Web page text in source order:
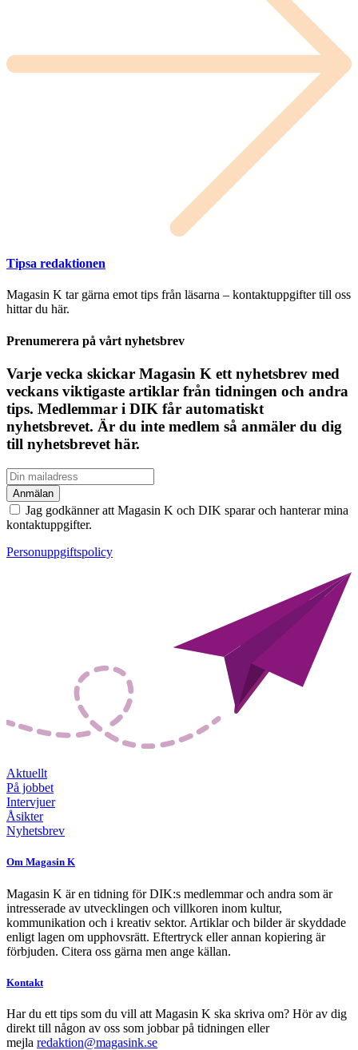
Tipsa redaktionen
Magasin K tar gärna emot tips från läsarna – kontaktuppgifter till oss
hittar du här.
Prenumerera på vårt nyhetsbrev
Varje vecka skickar Magasin K ett nyhetsbrev med
veckans viktigaste artiklar från tidningen och andra
tips. Medlemmar i DIK får automatiskt
nyhetsbrevet. Är du inte medlem så anmäler du dig
till nyhetsbrevet här.
Jag godkänner att Magasin K och DIK sparar och hanterar mina
kontaktuppgifter.
Personuppgiftspolicy
Aktuellt
På jobbet
Intervjuer
Åsikter
Nyhetsbrev
Om Magasin K
Magasin K är en tidning för DIK:s medlemmar och andra som är
intresserade av utvecklingen och villkoren inom kultur,
kommunikation och i kreativ sektor. Artiklar och bilder är skyddade
enligt lagen om upphovsrätt. Eftertryck eller annan kopiering är
förbjuden. Citera oss gärna men ange källan.
Kontakt
Har du ett tips som du vill att Magasin K ska skriva om? Hör av dig
direkt till någon av oss som jobbar på tidningen eller
mejla redaktion@magasink.se